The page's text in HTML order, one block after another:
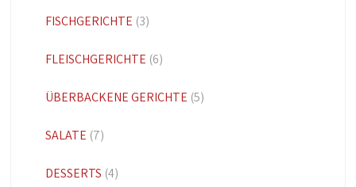
FISCHGERICHTE (3)
FLEISCHGERICHTE (6)
ÜBERBACKENE GERICHTE (5)
SALATE (7)
DESSERTS (4)